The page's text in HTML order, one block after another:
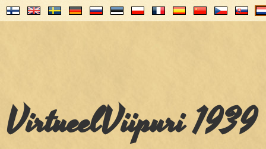
VirtueelViipuri 1939